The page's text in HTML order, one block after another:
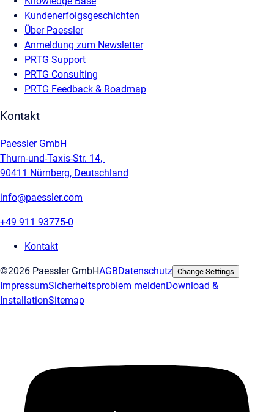
Kundenerfolgsgeschichten
Über Paessler
Anmeldung zum Newsletter
PRTG Support
PRTG Consulting
PRTG Feedback & Roadmap
Kontakt
Paessler GmbH
Thurn-und-Taxis-Str. 14,
90411 Nürnberg, Deutschland
info@paessler.com
+49 911 93775-0
Kontakt
©2026 Paessler GmbHAGBDatenschutz Change Settings
ImpressumSicherheitsproblem meldenDownload &
InstallationSitemap